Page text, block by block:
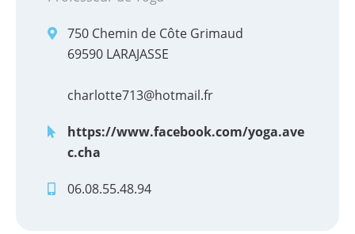
750 Chemin de Côte Grimaud
69590 LARAJASSE
charlotte713@hotmail.fr
https://www.facebook.com/yoga.ave
c.cha
06.08.55.48.94